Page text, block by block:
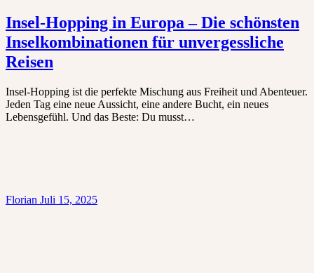
Insel-Hopping in Europa – Die schönsten
Inselkombinationen für unvergessliche
Reisen
Insel-Hopping ist die perfekte Mischung aus Freiheit und Abenteuer.
Jeden Tag eine neue Aussicht, eine andere Bucht, ein neues
Lebensgefühl. Und das Beste: Du musst…
Florian Juli 15, 2025